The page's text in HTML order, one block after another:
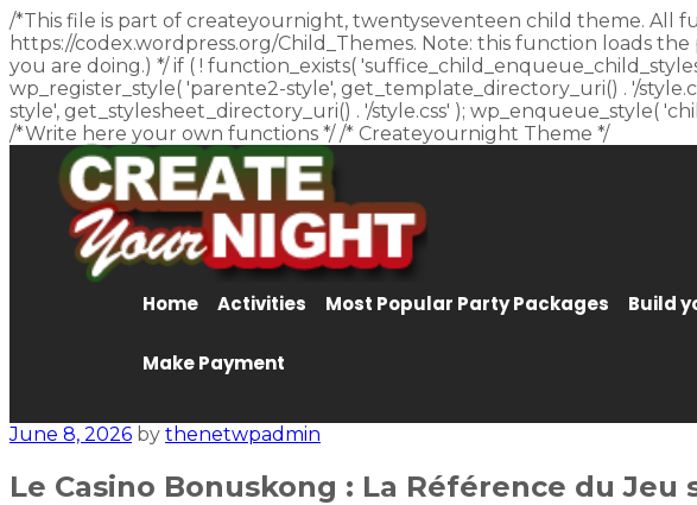
/*This file is part of createyournight, twentyseventeen child theme. All
https://codex.wordpress.org/Child_Themes. Note: this function loads
you are doing.) */ if ( ! function_exists(
wp_register_style( 'parente2-style', get_template_directory_uri() . '/
style', get_stylesheet_directory_uri() . '/style.css' ); wp_enqueue_style(
/*Write here your own functions */ /* Createyournight Theme */
Home Activities Most Popular Party Packages Build
Make Payment
June 8, 2026 by thenetwpadmin
Le Casino Bonuskong : La Référence du